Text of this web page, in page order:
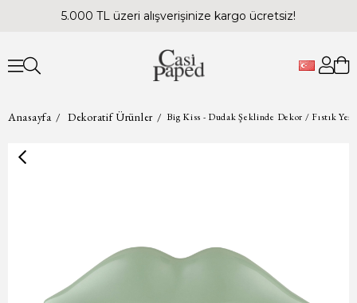
5.000 TL üzeri alışverişinize kargo ücretsiz!
Anasayfa Dekoratif Ürünler Big Kiss - Dudak Şeklinde Dekor / Fıstık